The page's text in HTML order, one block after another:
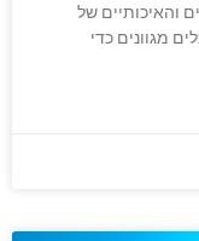
והאיכותיים של
מגוונים כדי